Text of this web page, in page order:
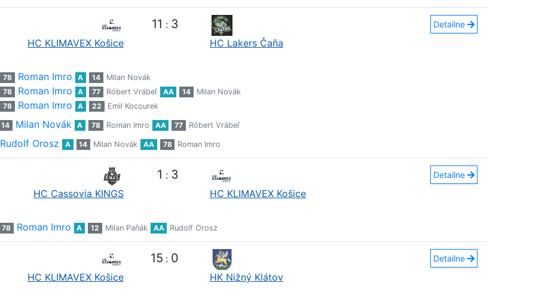
HC KLIMAVEX Košice
11 : 3
HC Lakers Čaňa
Detailne
78 Roman Imro A 14
Milan Novák
78 Roman Imro A 77 Róbert Vrábeľ AA 14
Milan Novák
78 Roman Imro A 22 Emil Kocourek
14 Milan Novák A 78 Roman Imro AA 77 Róbert Vrábeľ
Rudolf Orosz A 14 Milan Novák AA 78 Roman Imro
HC Cassovia KINGS
1 : 3
HC KLIMAVEX Košice
Detailne
78 Roman Imro A 12 Milan Paňák AA Rudolf Orosz
HC KLIMAVEX Košice
15 : 0
HK Nižný Klátov
Detailne